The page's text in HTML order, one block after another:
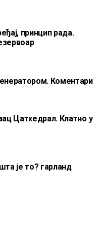
принцип рада.
Коментари
Цатхедрал. Клатно у
је то? гарланд